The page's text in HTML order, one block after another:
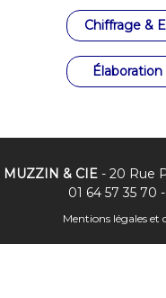
Chiffrage &
MUZZIN & CIE - 20 Rue
01 64 57 35 70 -
Mentions légales et